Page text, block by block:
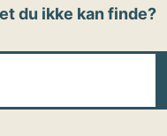
du ikke kan finde?